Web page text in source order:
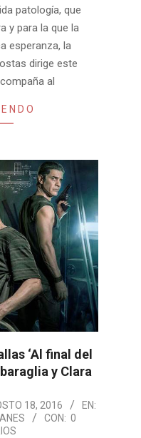
patología, que
y para la que la
esperanza, la
dirige este
al
‘Al final del
y Clara
18, 2016
EN:
CON: 0